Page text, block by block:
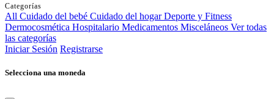
Categorías
All Cuidado del bebé Cuidado del hogar Deporte y Fitness
Dermocosmética Hospitalario Medicamentos Misceláneos Ver todas
las categorías
Iniciar Sesión Registrarse
Selecciona una moneda